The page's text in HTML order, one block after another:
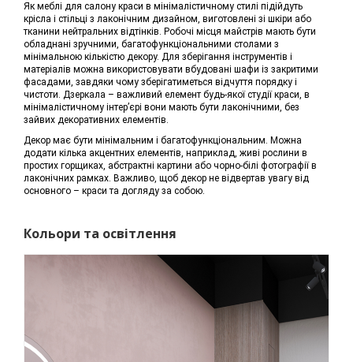
Як меблі для салону краси в мінімалістичному стилі підійдуть
крісла і стільці з лаконічним дизайном, виготовлені зі шкіри або
тканини нейтральних відтінків. Робочі місця майстрів мають бути
обладнані зручними, багатофункціональними столами з
мінімальною кількістю декору. Для зберігання інструментів і
матеріалів можна використовувати вбудовані шафи із закритими
фасадами, завдяки чому зберігатиметься відчуття порядку і
чистоти. Дзеркала – важливий елемент будь-якої студії краси, в
мінімалістичному інтер’єрі вони мають бути лаконічними, без
зайвих декоративних елементів.
Декор має бути мінімальним і багатофункціональним. Можна
додати кілька акцентних елементів, наприклад, живі рослини в
простих горщиках, абстрактні картини або чорно-білі фотографії в
лаконічних рамках. Важливо, щоб декор не відвертав увагу від
основного – краси та догляду за собою.
Кольори та освітлення